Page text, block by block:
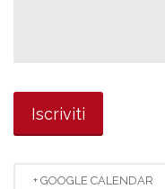
+ GOOGLE CALENDAR